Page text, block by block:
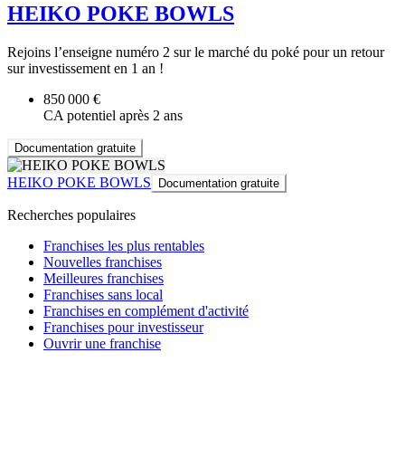
HEIKO POKE BOWLS
Rejoins l’enseigne numéro 2 sur le marché du poké pour un retour
sur investissement en 1 an !
850 000 €
CA potentiel après 2 ans
Documentation gratuite
HEIKO POKE BOWLS Documentation gratuite
Recherches populaires
Franchises les plus rentables
Nouvelles franchises
Meilleures franchises
Franchises sans local
Franchises en complément d'activité
Franchises pour investisseur
Ouvrir une franchise